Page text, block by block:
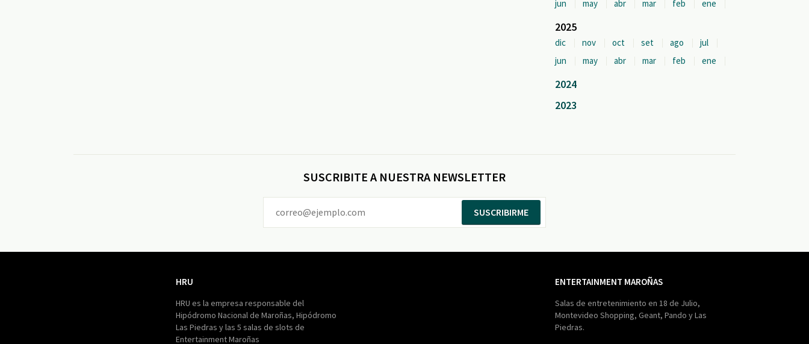
jun
may abr mar feb ene
2025
dic nov oct set ago
jul
jun
may abr mar feb ene
2024
2023
SUSCRIBITE A NUESTRA NEWSLETTER
SUSCRIBIRME
HRU
HRU es la empresa responsable del
Hipódromo Nacional de Maroñas, Hipódromo
Las Piedras y las 5 salas de slots de
Entertainment Maroñas
ENTERTAINMENT MAROÑAS
Salas de entretenimiento en 18 de Julio,
Montevideo Shopping, Geant, Pando y Las
Piedras.